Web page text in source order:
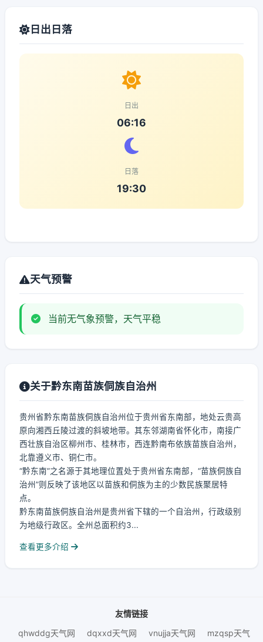
日出日落
日出
06:16
日落
19:30
天气预警
当前无气象预警，天气平稳
关于黔东南苗族侗族自治州
贵州省黔东南苗族侗族自治州位于贵州省东南部，地处云贵高
原向湘西丘陵过渡的斜坡地带。其东邻湖南省怀化市，南接广
西壮族自治区柳州市、桂林市，西连黔南布依族苗族自治州，
北靠遵义市、铜仁市。
“黔东南”之名源于其地理位置处于贵州省东南部，“苗族侗族自
治州”则反映了该地区以苗族和侗族为主的少数民族聚居特
点。
黔东南苗族侗族自治州是贵州省下辖的一个自治州，行政级别
为地级行政区。全州总面积约3...
查看更多介绍
友情链接
qhwddg天气网
dqxxd天气网 vnujja天气网 mzqsp天气